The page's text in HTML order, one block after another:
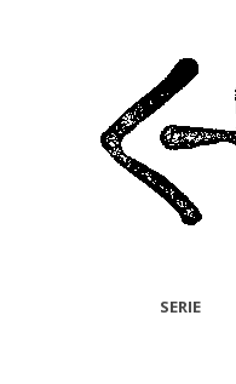
SERIE